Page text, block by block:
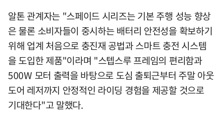
알톤 관계자는 "스페이드 시리즈는 기본 주행 성능 향상
은 물론 소비자들이 중시하는 배터리 안전성을 확보하기
위해 업계 처음으로 충진재 공법과 스마트 충전 시스템
을 도입한 제품"이라며 "스텝스루 프레임의 편리함과
500W 모터 출력을 바탕으로 도심 출퇴근부터 주말 아웃
도어 레저까지 안정적인 라이딩 경험을 제공할 것으로
기대한다"고 말했다.